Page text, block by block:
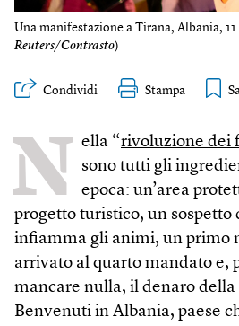
Una manifestazione a Tirana, Albania, 11
Reuters/Contrasto)
Condividi Stampa
N ella “rivoluzione dei
sono tutti gli
epoca: un’area
progetto turistico, un sospetto
infiamma gli animi, un primo
arrivato al quarto mandato e,
mancare nulla, il denaro
Benvenuti in Albania, paese